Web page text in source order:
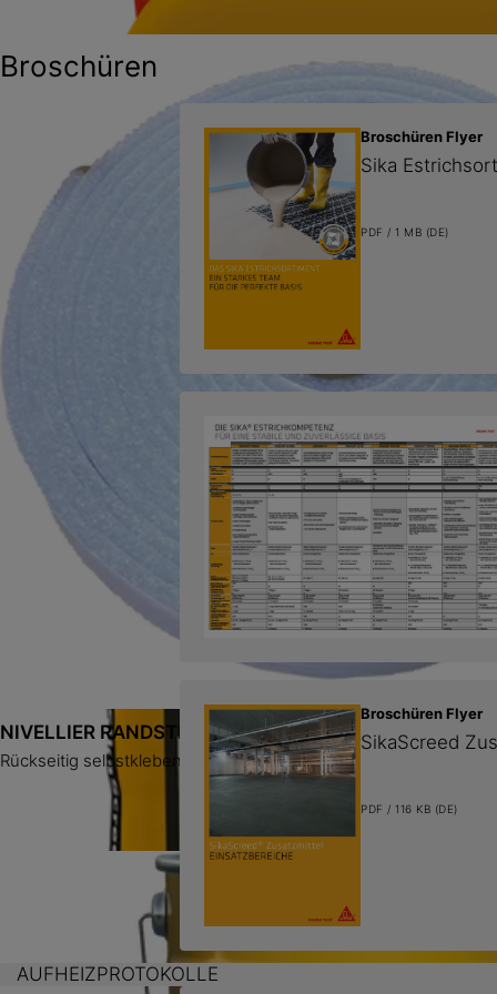
Schnell erhärtendes ternäres Bindemittel zur Erstellung von
SikaScreed®‐4550 Flow
Calciumsulfat Fließestrich für den Wohn- und Gewerbebereich.
Stunden belegreif.
SikaScreed® HardTop-70 DE
Hochfester, schnell belastbarer Ausgleichsmörtel für
SikaScreed®-10 BB
Kunststoffmodifizierte Systemhaftbrücke auf Zementbasis für
NIVELLIER RANDSTREIFEN
Rückseitig selbstklebend
Broschüren
Broschüren Flyer
Sika
PDF / 1 MB (DE)
Broschüren Flyer
SikaScreed
PDF / 116 KB (DE)
AUFHEIZPROTOKOLLE